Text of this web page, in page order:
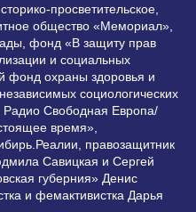
просветительское,
общество «Мемориал»,
фонд «В защиту прав
и социальных
фонд охраны здоровья и
социологических
Радио Свободная Европа/
время»,
правозащитник
Савицкая и Сергей
губерния» Денис
и фемактивистка Дарья